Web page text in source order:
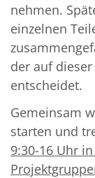
nehmen.
einzelnen
der auf
entscheidet.
Gemeinsam
starten und
9:30-16 Uhr